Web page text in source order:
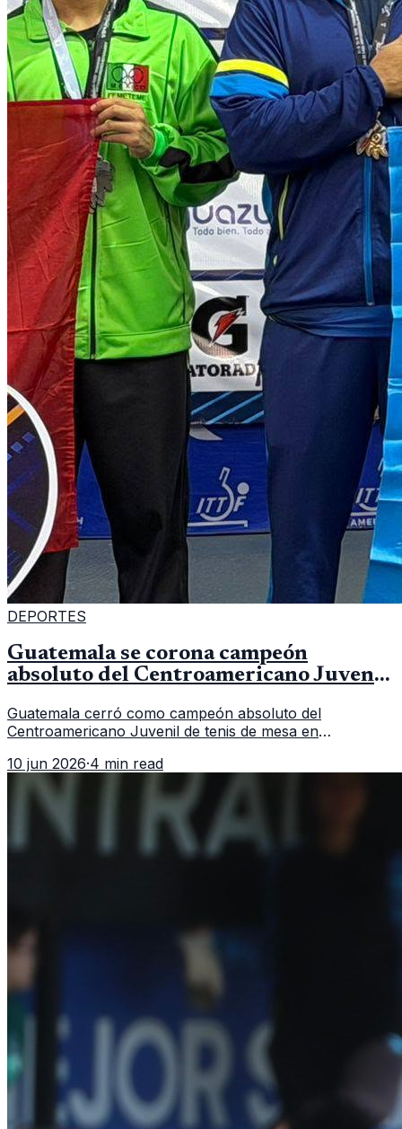
DEPORTES
Guatemala se corona campeón
absoluto del Centroamericano Juvenil
Guatemala cerró como campeón absoluto del
Centroamericano Juvenil de tenis de mesa en
cobertura oficial difundida por CDAG.
10 jun 2026·4 min read